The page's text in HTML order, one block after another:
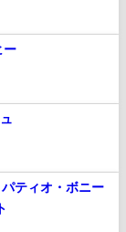
ー
ティオ・ボニー